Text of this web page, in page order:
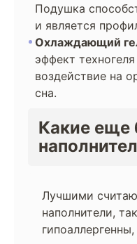
Подушка
и является
Охлаждающий
эффект
воздействие на
сна.
Какие еще
Лучшими
наполнители,